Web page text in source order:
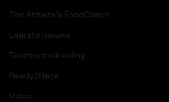
The Athlete's FoodCoach
Laatste nieuws
Talentontwikkeling
Ready2Race
Video